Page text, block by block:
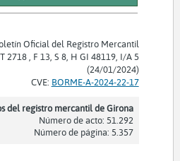
Oficial del Registro Mercantil
2718 , F 13, S 8, H GI 48119, I/A 5
(24/01/2024)
CVE: BORME-A-2024-22-17
del registro mercantil de Girona
Número de acto: 51.292
Número de página: 5.357